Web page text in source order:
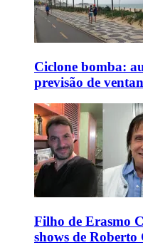
Ciclone bomba:
previsão de
Filho de Erasmo
shows de Roberto